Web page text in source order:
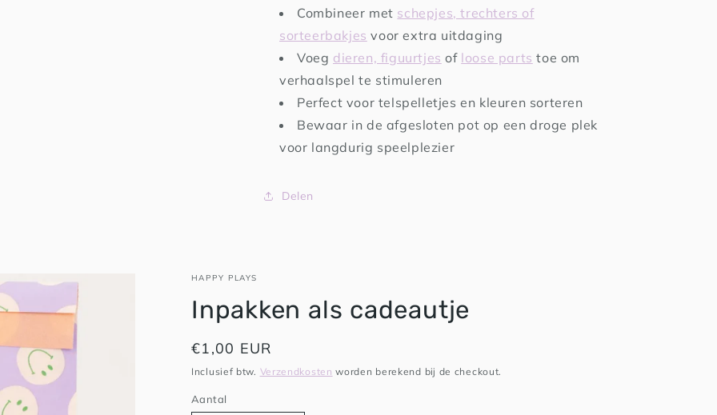
Combineer met schepjes, trechters of
sorteerbakjes voor extra uitdaging
Voeg dieren, figuurtjes of loose parts toe om
verhaalspel te stimuleren
Perfect voor telspelletjes en kleuren sorteren
Bewaar in de afgesloten pot op een droge plek
voor langdurig speelplezier
Delen
HAPPY PLAYS
Inpakken als cadeautje
Normale
prijs
€1,00 EUR
Inclusief btw. Verzendkosten worden berekend bij de checkout.
Aantal